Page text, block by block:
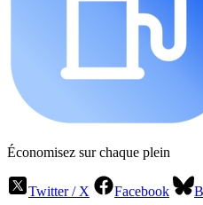
Économisez sur chaque plein
Twitter / X Facebook